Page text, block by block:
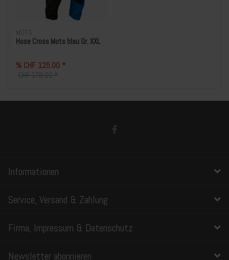
MOTS
Hose Cross Mots blau Gr. XXL
% CHF 125.00 *
CHF 178.00 *
Informationen
Service, Versand & Zahlung
Firma, Impressum & Datenschutz
Newsletter abonnieren